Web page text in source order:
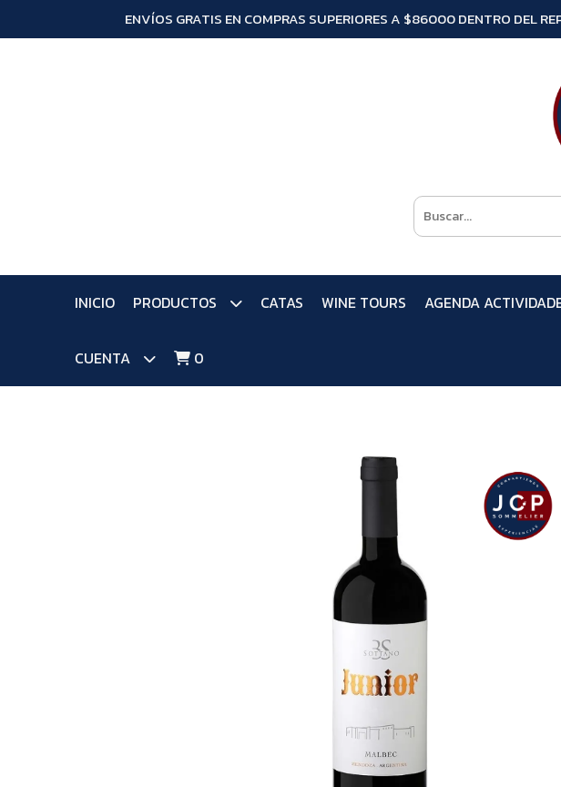
ENVÍOS GRATIS EN COMPRAS SUPERIORES A $86000 DENTRO DEL
INICIO PRODUCTOS CATAS WINE TOURS AGENDA
CUENTA 0